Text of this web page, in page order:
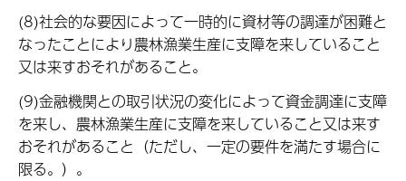
(8)社会的な要因によって一時的に資材等の調達が困難と
なったことにより農林漁業生産に支障を来していること
又は来すおそれがあること。
(9)金融機関との取引状況の変化によって資金調達に支障
を来し、農林漁業生産に支障を来していること又は来す
おそれがあること（ただし、一定の要件を満たす場合に
限る。）。